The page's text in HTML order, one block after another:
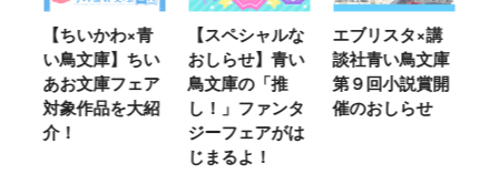
【ちいかわ×青
い鳥文庫】ちい
あお文庫フェア
対象作品を大紹
介！
【スペシャルな
おしらせ】青い
鳥文庫の「推
し！」ファンタ
ジーフェアがは
じまるよ！
エブリスタ×講
談社青い鳥文庫
第９回小説賞開
催のおしらせ